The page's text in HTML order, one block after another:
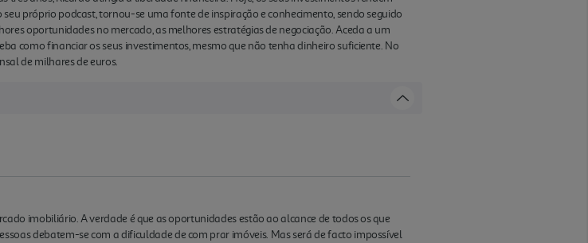
próprio podcast, tornou-se uma fonte de inspiração e conhecimento, sendo seguido
oportunidades no mercado, as melhores estratégias de negociação. Aceda a um
como financiar os seus investimentos, mesmo que não tenha dinheiro suficiente. No
de milhares de euros.
imobiliário. A verdade é que as oportunidades estão ao alcance de todos os que
debatem-se com a dificuldade de com prar imóveis. Mas será de facto impossível